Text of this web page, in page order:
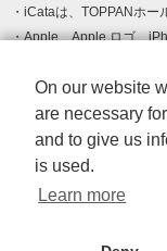
iCataは、TOPPANホー
Apple、Apple ロゴ、
登録された Apple Inc.
クです。
Android、Google Play
す。
Windows は Microsoft
標です。
Adobe、Adobe
その他、記載されてい
On our website
are necessary
and to give us
is used.
Learn more